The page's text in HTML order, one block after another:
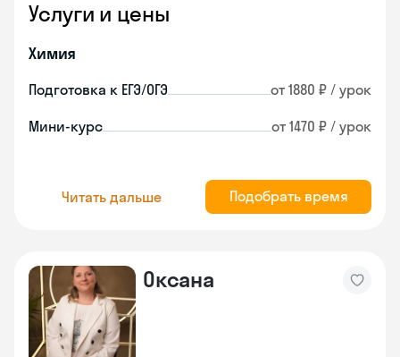
Услуги и цены
Химия
Подготовка к ЕГЭ/ОГЭ от 1880 ₽ / урок
Мини-курс от 1470 ₽ / урок
Читать дальше Подобрать время
Оксана